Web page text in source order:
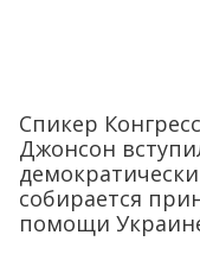
Спикер
Джонсон
собирается
помощи